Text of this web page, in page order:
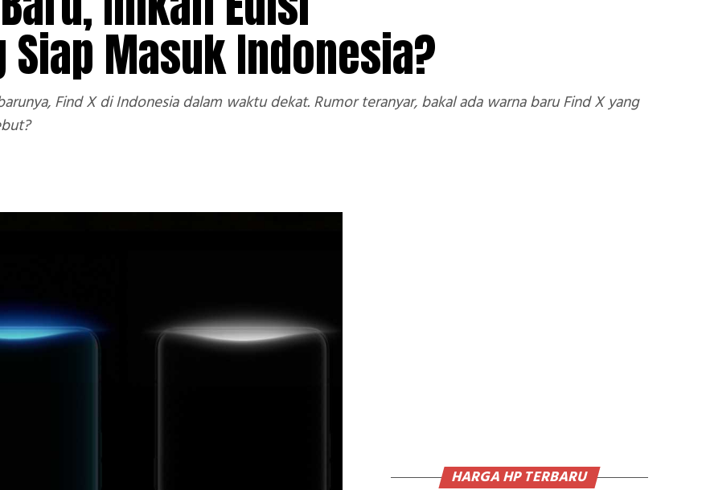
Masuk Indonesia?
Find X di Indonesia dalam waktu dekat. Rumor teranyar, bakal ada warna baru Find X yang
HARGA HP TERBARU